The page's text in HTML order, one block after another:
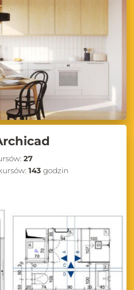
CG Wisdom – Odkrywaj
odwiedzania naszego bloga, na którym
treści, praktycznych porad oraz
projektowania wnętrz i wizualizacji
jesteś początkującym projektantem, czy
na pewno znajdziesz tu coś dla siebie.
ucz się od ekspertów i podnoś swoje
wnętrz z CG Wisdom!
27
143 godzin